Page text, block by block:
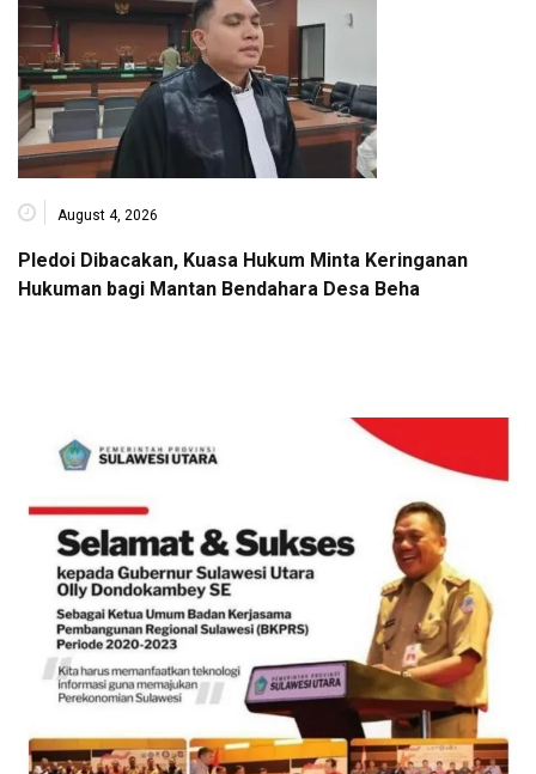
August 4, 2026
Pledoi Dibacakan, Kuasa Hukum Minta Keringanan
Hukuman bagi Mantan Bendahara Desa Beha